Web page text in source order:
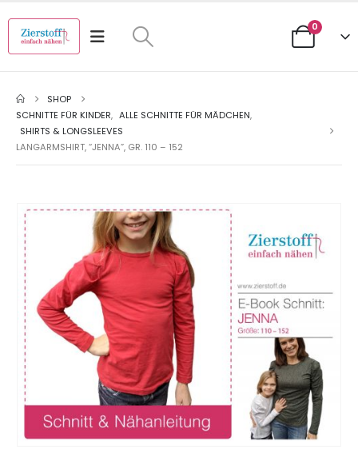
0
SHOP
SCHNITTE FÜR KINDER, ALLE SCHNITTE FÜR MÄDCHEN,
SHIRTS & LONGSLEEVES
LANGARMSHIRT, “JENNA”, GR. 110 – 152